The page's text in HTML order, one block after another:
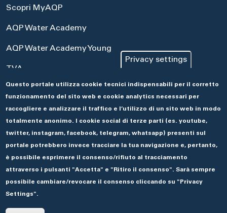
Scopri MyAQP
AQP Water Academy
AQP Water Academy Young
TVA
Portale Acquisti
Aseco
© 2019 ACQUEDOTTO PUGLIESE.
Privacy settings
Questo portale utilizza cookie tecnici indispensabili per il corretto
funzionamento del sito web e cookie analytics necessari per
raccogliere e analizzare il traffico e l’utilizzo di un sito web in modo
totalmente anonimo. I cookie social di terze parti (es. youtube,
twitter, instagram, facebook, telegram, whatsapp) presenti sul
portale potrebbero invece tracciare la tua navigazione e, pertanto,
è possibile esprimere il consenso/rifiuto al tracciamento
attraverso i pulsanti "Accetta" e "Ritiro il consenso". Sarà sempre
possibile cambiare/revocare il consenso cliccando su "Privacy
Settings".